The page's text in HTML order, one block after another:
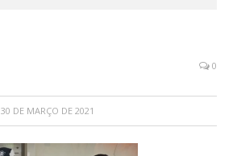
0
30 DE MARÇO DE 2021